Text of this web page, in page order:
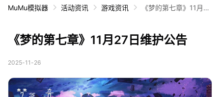
MuMu模拟器 活动资讯 游戏资讯
《梦的第七章》11月27
《梦的第七章》11月27日维护公告
2025-11-26